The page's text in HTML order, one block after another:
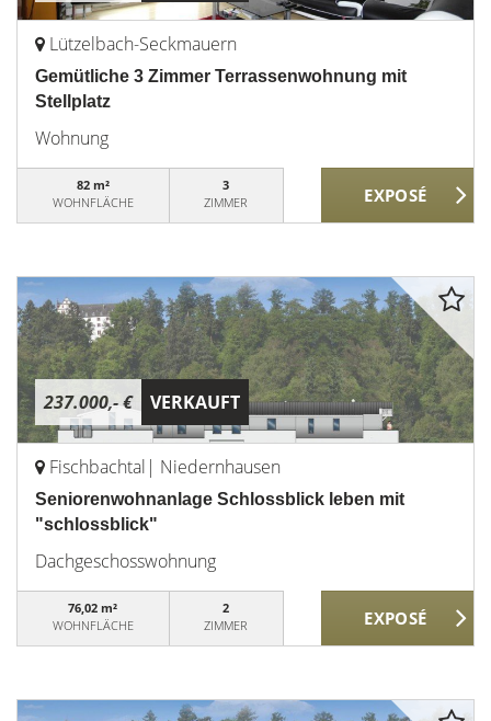
Lützelbach-Seckmauern
Gemütliche 3 Zimmer Terrassenwohnung mit
Stellplatz
Wohnung
82 m²
WOHNFLÄCHE
3
ZIMMER
237.000,- € VERKAUFT
Fischbachtal| Niedernhausen
Seniorenwohnanlage Schlossblick leben mit
"schlossblick"
Dachgeschosswohnung
76,02 m²
WOHNFLÄCHE
2
ZIMMER